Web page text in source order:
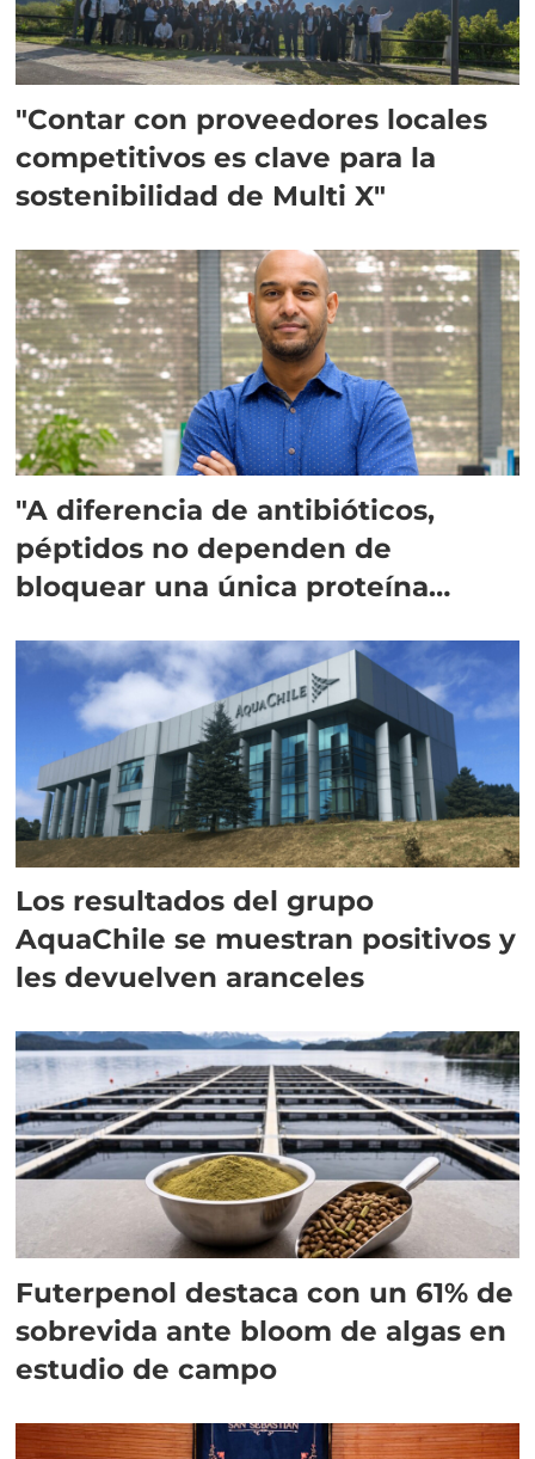
"Contar con proveedores locales
competitivos es clave para la
sostenibilidad de Multi X"
"A diferencia de antibióticos,
péptidos no dependen de
bloquear una única proteína
Los resultados del grupo
AquaChile se muestran positivos y
les devuelven aranceles
Futerpenol destaca con un 61% de
sobrevida ante bloom de algas en
estudio de campo